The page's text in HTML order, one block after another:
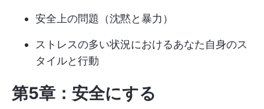
安全上の問題（沈黙と暴力）
ストレスの多い状況におけるあなた自身のス
タイルと行動
第5章：安全にする